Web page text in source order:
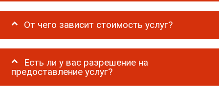
От чего зависит стоимость услуг?
Есть ли у вас разрешение на
предоставление услуг?